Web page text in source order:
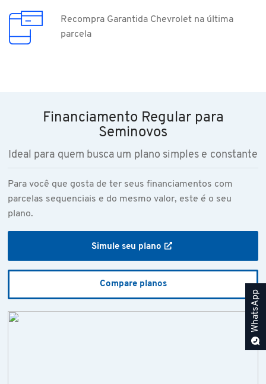
WhatsApp
Recompra Garantida Chevrolet na última
parcela
Financiamento Regular para
Seminovos
Ideal para quem busca um plano simples e constante
Para você que gosta de ter seus financiamentos com
parcelas sequenciais e do mesmo valor, este é o seu
plano.
Simule seu plano
Compare planos